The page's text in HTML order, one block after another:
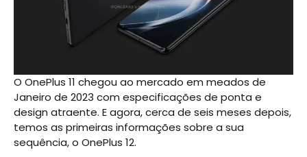
O OnePlus 11 chegou ao mercado em meados de
Janeiro de 2023 com especificações de ponta e
design atraente. E agora, cerca de seis meses depois,
temos as primeiras informações sobre a sua
sequência, o OnePlus 12.